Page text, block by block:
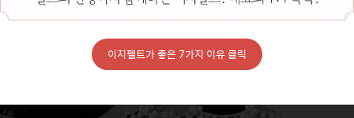
이지펠트가 좋은 7가지 이유 클릭